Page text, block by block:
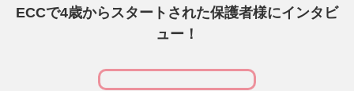
ECCで4歳からスタートされた保護者様にインタビ
ュー！